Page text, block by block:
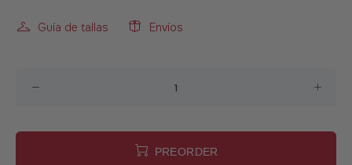
Guía de tallas Envíos
PREORDER